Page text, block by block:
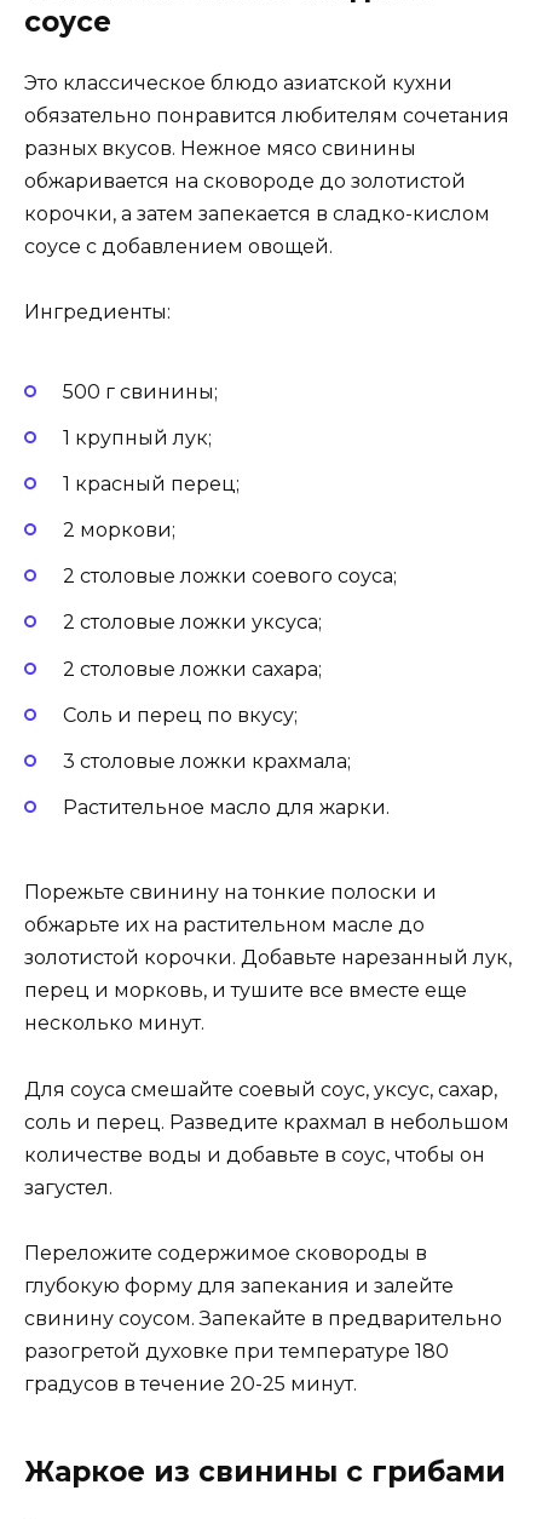
соусе
Это классическое блюдо азиатской кухни
обязательно понравится любителям сочетания
разных вкусов. Нежное мясо свинины
обжаривается на сковороде до золотистой
корочки, а затем запекается в сладко-кислом
соусе с добавлением овощей.
Ингредиенты:
500 г свинины;
1 крупный лук;
1 красный перец;
2 моркови;
2 столовые ложки соевого соуса;
2 столовые ложки уксуса;
2 столовые ложки сахара;
Соль и перец по вкусу;
3 столовые ложки крахмала;
Растительное масло для жарки.
Порежьте свинину на тонкие полоски и
обжарьте их на растительном масле до
золотистой корочки. Добавьте нарезанный лук,
перец и морковь, и тушите все вместе еще
несколько минут.
Для соуса смешайте соевый соус, уксус, сахар,
соль и перец. Разведите крахмал в небольшом
количестве воды и добавьте в соус, чтобы он
загустел.
Переложите содержимое сковороды в
глубокую форму для запекания и залейте
свинину соусом. Запекайте в предварительно
разогретой духовке при температуре 180
градусов в течение 20-25 минут.
Жаркое из свинины с грибами